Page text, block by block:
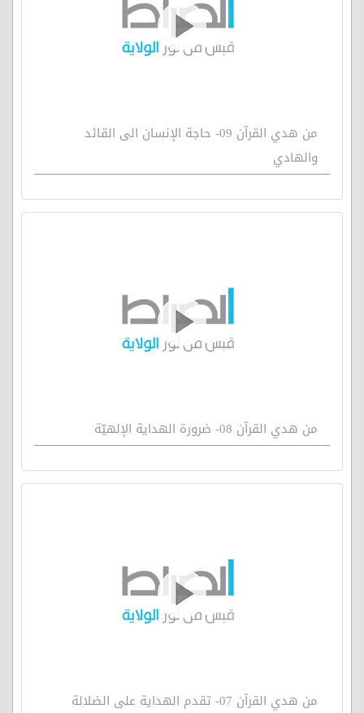
من هدي القرآن 09- حاجة الإنسان الى القائد
والهادي
من هدي القرآن 08- ضرورة الهداية الإلهيّة
من هدي القرآن 07- تقدم الهداية على الضلالة